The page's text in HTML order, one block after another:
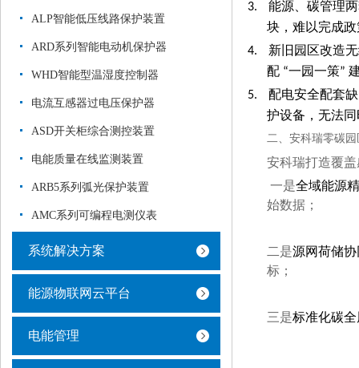
ALP智能低压线路保护装置
ARD系列智能电动机保护器
WHD智能型温湿度控制器
电流互感器过电压保护器
ASD开关柜综合测控装置
电能质量在线监测装置
ARB5系列弧光保护装置
AMC系列可编程电测仪表
系统解决方案
能源物联网云平台
电能管理
3.
能源、碳管理
块，难以完成
4.
新旧园区改造
配 “一园一策”
5.
配电安全配套
护设备，无法
二、 安科瑞零碳
安科瑞打造覆
一是全域能源
始数据；
二是源网荷储
标；
三是标准化碳